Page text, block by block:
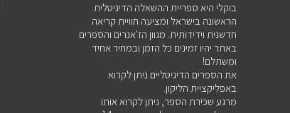
בוקלי היא ספריית ההשאלה הדיגיטלית
הראשונה בישראל ומציעה חוויית קריאה
חדשנית וידידותית. מגוון הז'אנרים והספרים
באתר יהיו זמינים כל הזמן ובמחיר אחיד
ומשתלם!
את הספרים הדיגיטליים ניתן לקרוא
באפליקציית הליקון.
מרגע שכירת הספר, ניתן לקרוא אותו